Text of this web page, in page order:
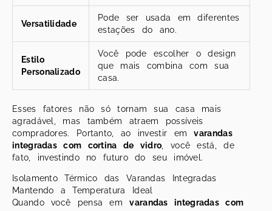
Versatilidade
Pode ser usada em diferentes
estações do ano.
Estilo
Personalizado
Você pode escolher o design
que mais combina com sua
casa.
Esses fatores não só tornam sua casa mais
agradável, mas também atraem possíveis
compradores. Portanto, ao investir emvarandas
integradas com cortina de vidro, você está, de
fato, investindo no futuro do seu imóvel.
Isolamento Térmico das Varandas Integradas
Mantendo a Temperatura Ideal
Quando você pensa emvarandas integradas com